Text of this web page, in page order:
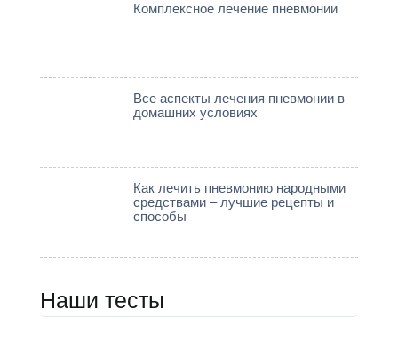
Комплексное лечение пневмонии
Все аспекты лечения пневмонии в
домашних условиях
Как лечить пневмонию народными
средствами – лучшие рецепты и
способы
Наши тесты